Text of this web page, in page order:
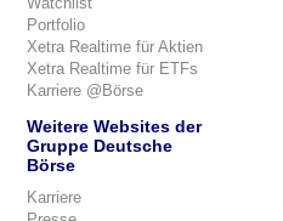
Portfolio
Xetra Realtime für Aktien
Xetra Realtime für ETFs
Karriere @Börse
Weitere Websites der
Gruppe Deutsche
Börse
Karriere